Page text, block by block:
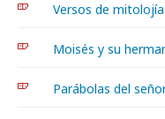
Versos de mitolojía
Moisés y su
Parábolas del